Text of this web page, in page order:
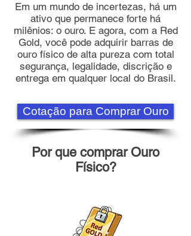
Em um mundo de incertezas, há um
ativo que permanece forte há
milênios: o ouro. E agora, com a Red
Gold, você pode adquirir barras de
ouro físico de alta pureza com total
segurança, legalidade, discrição e
entrega em qualquer local do Brasil.
Cotação para Comprar Ouro
Por que comprar Ouro
Físico?